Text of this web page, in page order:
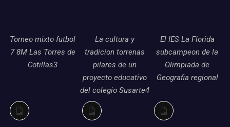
Torneo mixto futbol
7 8M Las Torres de
Cotillas3
La cultura y
tradicion torrenas
pilares de un
proyecto educativo
del colegio Susarte4
El IES La Florida
subcampeon de la
Olimpiada de
Geografia regional
Larga
Larga
Larga